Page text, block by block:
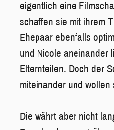
eigentlich eine
schaffen sie mit ihrem
Ehepaar ebenfalls
und Nicole aneinander
Elternteilen. Doch der
miteinander und
Die währt aber nicht